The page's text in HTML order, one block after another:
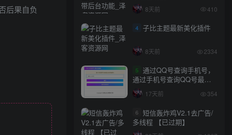
后果自负 8天前 410
4 子比主题最新美化插件
8天前 2334
5 通过QQ号查询手机号，
通过手机号查询QQ号最新
网站源码
17天前 354
6 短信轰炸鸡V2.1去广告/
多线程 【已过期】